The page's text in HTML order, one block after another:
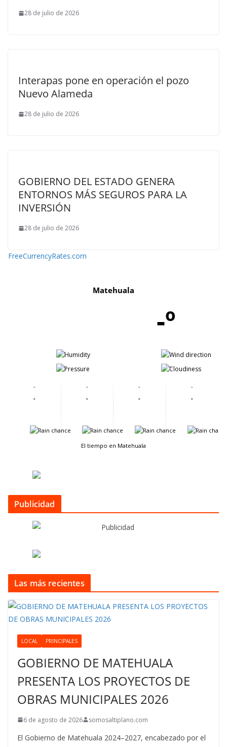
28 de julio de 2026
Interapas pone en operación el pozo
Nuevo Alameda
28 de julio de 2026
GOBIERNO DEL ESTADO GENERA
ENTORNOS MÁS SEGUROS PARA LA
INVERSIÓN
28 de julio de 2026
FreeCurrencyRates.com
Matehuala
-º
-
-
-
-
-
-
-
-
-
-
-
-
-
-
-
-
El tiempo en Matehuala
Publicidad
Las más recientes
LOCAL PRINCIPALES
GOBIERNO DE MATEHUALA
PRESENTA LOS PROYECTOS DE
OBRAS MUNICIPALES 2026
6 de agosto de 2026 somosaltiplano.com
El Gobierno de Matehuala 2024–2027, encabezado por el